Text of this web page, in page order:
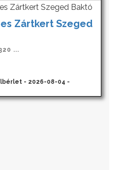
Zártkert Szeged
...
- 2026-08-04 -